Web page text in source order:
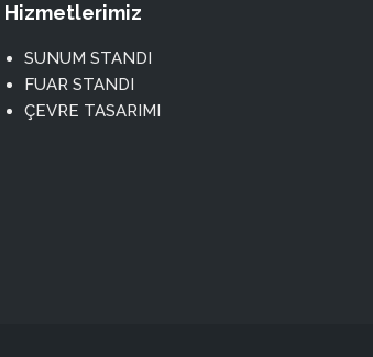
Hizmetlerimiz
SUNUM STANDI
FUAR STANDI
ÇEVRE TASARIMI